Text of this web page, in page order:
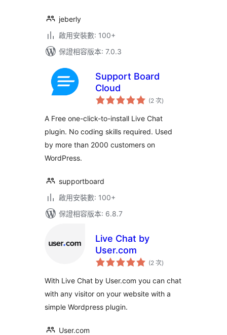
jeberly
啟用安裝數: 100+
保證相容版本: 7.0.3
Support Board
Cloud
(2 次評
分
數
)
A Free one-click-to-install Live Chat
plugin. No coding skills required. Used
by more than 2000 customers on
WordPress.
supportboard
啟用安裝數: 100+
保證相容版本: 6.8.7
Live Chat by
User.com
(2 次評
分
數
)
With Live Chat by User.com you can chat
with any visitor on your website with a
simple Wordpress plugin.
User.com